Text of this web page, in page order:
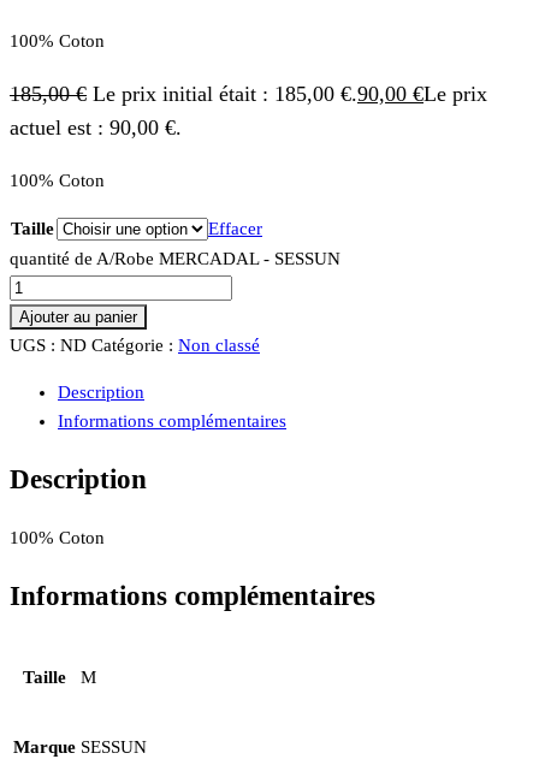
100% Coton
185,00€ Le prix initial était : 185,00 €.90,00 €Le prix
actuel est : 90,00 €.
100% Coton
Taille
Effacer
quantité de A/Robe MERCADAL - SESSUN
Ajouter au panier
UGS : ND Catégorie : Non classé
Description
Informations complémentaires
Description
100% Coton
Informations complémentaires
Taille M
Marque SESSUN